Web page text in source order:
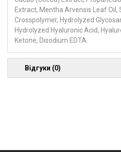
Extract, Mentha Arvensis Leaf Oil,
Crosspolymer, Hydrolyzed
Hydrolyzed Hyaluronic Acid,
Ketone, Disodium EDTA.
Відгуки (0)